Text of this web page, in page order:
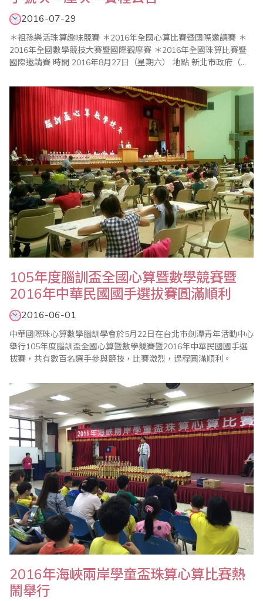
2016-07-29
＊祖孫樂活珠算趣味競賽 ＊2016年全國心算比賽暨國際邀請賽 ＊
2016年全國數學競技大賽暨國際觀摩賽 ＊2016年全國珠算比賽暨
國際邀請賽 時間 2016年8月27日（星期六） 地點 新北市政府（新
禮堂 ..
105年度腦訓盃全國心算暨數學競賽暨
2016年中華民國國手選拔賽圓滿順利
2016-06-01
中華國際珠心算數學腦訓學會於5月22日在台北市劍潭青年活動中心
舉行105年度腦訓盃全國心算暨數學競賽暨2016年中華民國國手選
拔賽，共有數百名選手參與競技，比賽激烈，過程圓滿順利。
2016年海峽兩岸學童盃珠算心算比賽熱
鬧舉行